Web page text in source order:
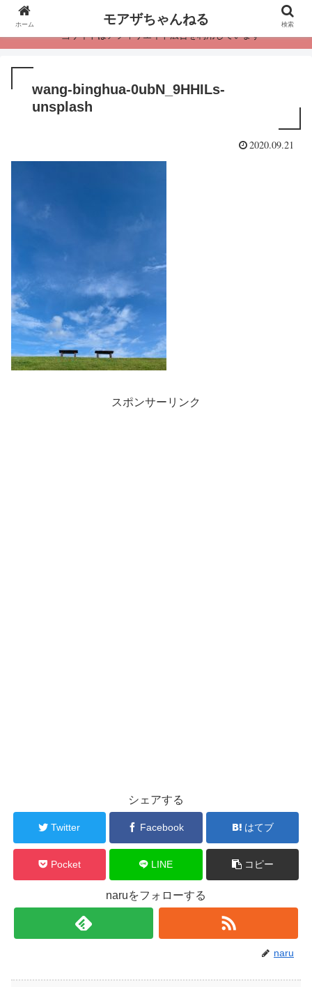
・当サイトはアフィリエイト広告を利用しています
wang-binghua-0ubN_9HHILs-
unsplash
2020.09.21
スポンサーリンク
シェアする
Twitter Facebook はてブ
Pocket LINE コピー
naruをフォローする
naru
ホーム モアザちゃんねる 検索